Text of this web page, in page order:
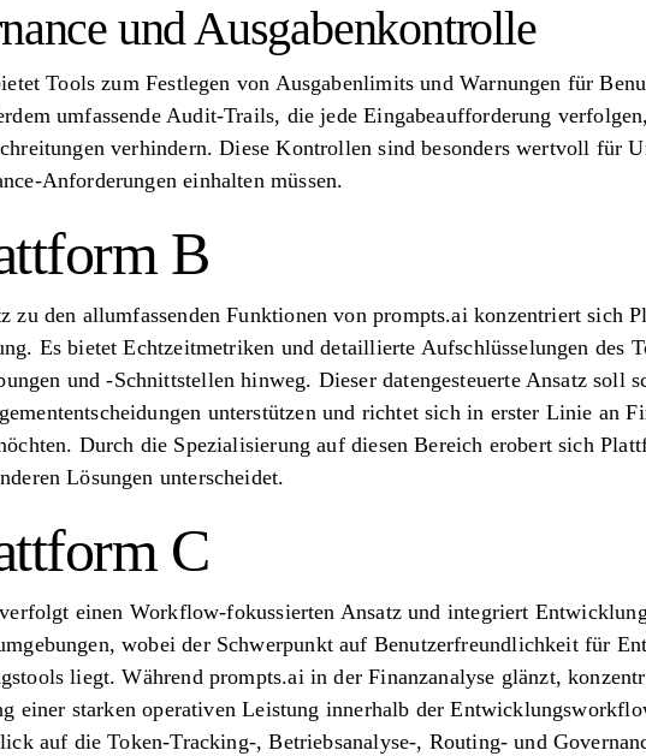
und Ausgabenkontrolle
Tools zum Festlegen von Ausgabenlimits und Warnungen für
umfassende Audit-Trails, die jede Eingabeaufforderung
verhindern. Diese Kontrollen sind besonders wertvoll für
Anforderungen einhalten müssen.
B
zu den allumfassenden Funktionen von prompts.ai konzentriert sich
Es bietet Echtzeitmetriken und detaillierte Aufschlüsselungen des
und -Schnittstellen hinweg. Dieser datengesteuerte Ansatz soll
unterstützen und richtet sich in erster Linie an
Durch die Spezialisierung auf diesen Bereich erobert sich
Lösungen unterscheidet.
C
einen Workflow-fokussierten Ansatz und integriert
wobei der Schwerpunkt auf Benutzerfreundlichkeit für
liegt. Während prompts.ai in der Finanzanalyse glänzt,
einer starken operativen Leistung innerhalb der
auf die Token-Tracking-, Betriebsanalyse-, Routing- und